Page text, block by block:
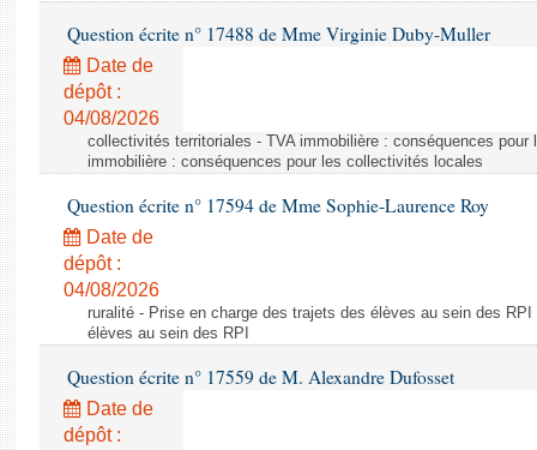
Question écrite n° 17488 de Mme Virginie Duby-Muller
Date de
dépôt :
04/08/2026
collectivités territoriales - TVA immobilière : conséquences
immobilière : conséquences pour les collectivités locales
Question écrite n° 17594 de Mme Sophie-Laurence Roy
Date de
dépôt :
04/08/2026
ruralité - Prise en charge des trajets des élèves au sein des
élèves au sein des RPI
Question écrite n° 17559 de M. Alexandre Dufosset
Date de
dépôt :